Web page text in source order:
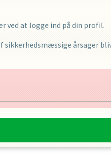
ved at logge ind på din profil.
årsager